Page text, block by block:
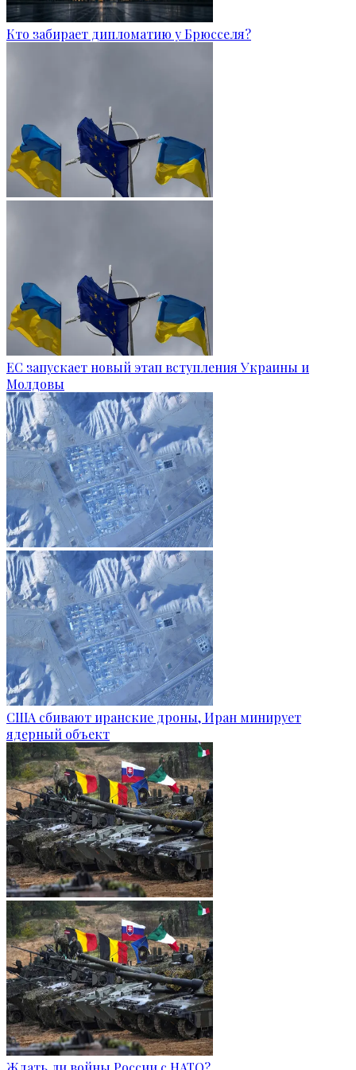
Кто забирает дипломатию у Брюсселя?
ЕС запускает новый этап вступления Украины и
Молдовы
США сбивают иранские дроны, Иран минирует
ядерный объект